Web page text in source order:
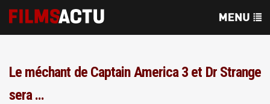
Le méchant de Captain America 3 et Dr Strange
sera ...